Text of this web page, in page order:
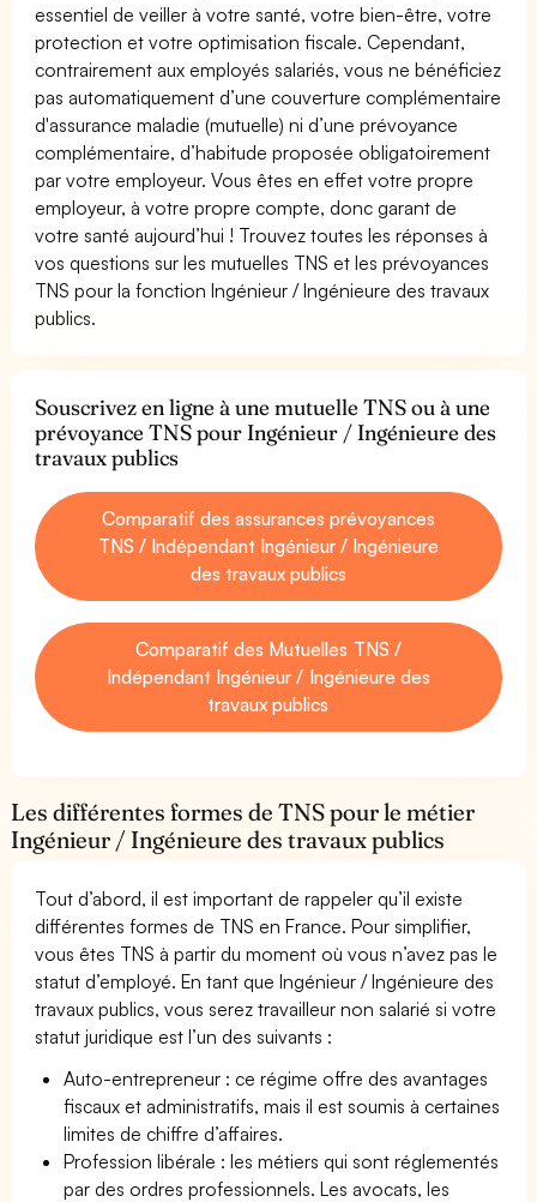
essentiel de veiller à votre santé, votre bien-être, votre
protection et votre optimisation fiscale. Cependant,
contrairement aux employés salariés, vous ne bénéficiez
pas automatiquement d’une couverture complémentaire
d'assurance maladie (mutuelle) ni d’une prévoyance
complémentaire, d’habitude proposée obligatoirement
par votre employeur. Vous êtes en effet votre propre
employeur, à votre propre compte, donc garant de
votre santé aujourd’hui ! Trouvez toutes les réponses à
vos questions sur les mutuelles TNS et les prévoyances
TNS pour la fonction Ingénieur / Ingénieure des travaux
publics.
Souscrivez en ligne à une mutuelle TNS ou à une
prévoyance TNS pour Ingénieur / Ingénieure des
travaux publics
Comparatif des assurances prévoyances
TNS / Indépendant Ingénieur / Ingénieure
des travaux publics
Comparatif des Mutuelles TNS /
Indépendant Ingénieur / Ingénieure des
travaux publics
Les différentes formes de TNS pour le métier
Ingénieur / Ingénieure des travaux publics
Tout d’abord, il est important de rappeler qu’il existe
différentes formes de TNS en France. Pour simplifier,
vous êtes TNS à partir du moment où vous n’avez pas le
statut d’employé. En tant que Ingénieur / Ingénieure des
travaux publics, vous serez travailleur non salarié si votre
statut juridique est l’un des suivants :
Auto-entrepreneur : ce régime offre des avantages
fiscaux et administratifs, mais il est soumis à certaines
limites de chiffre d’affaires.
Profession libérale : les métiers qui sont réglementés
par des ordres professionnels. Les avocats, les